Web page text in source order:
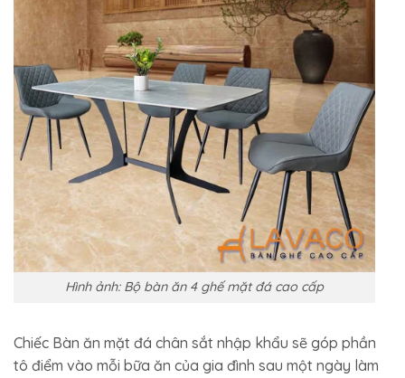
Hình ảnh: Bộ bàn ăn 4 ghế mặt đá cao cấp
Chiếc Bàn ăn mặt đá chân sắt nhập khẩu sẽ góp phần
tô điểm vào mỗi bữa ăn của gia đình sau một ngày làm